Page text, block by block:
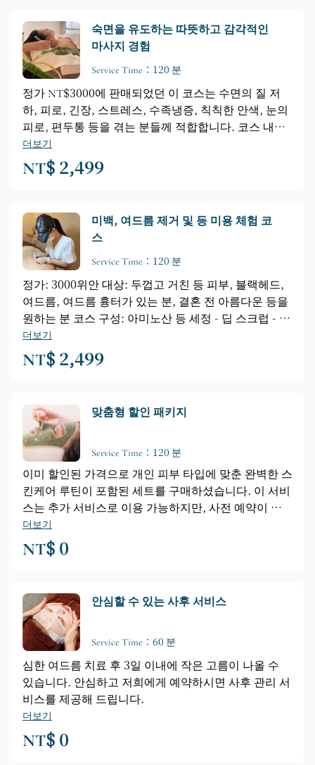
탄력 있게 가꿔줍니다). 첫 방문 고객에게는 특별 추가
서비스를 제공합니다. 사전 예약 필수입니다. 추가 서
비스를 원하시면 "추가 서비스"를 선택하세요.
숙면을 유도하는 따뜻하고 감각적인
마사지 경험
Service Time：120 분
정가 NT$3000에 판매되었던 이 코스는 수면의 질 저
하, 피로, 긴장, 스트레스, 수족냉증, 칙칙한 안색, 눈의
피로, 편두통 등을 겪는 분들께 적합합니다. 코스 내용:
피부 관리와 스트레스 해소를 결합한 최고급 코스입니
다. 어깨와 목부터 얼굴과 머리까지, 온열 기기를 이용
한 심부 지압 마사지, 허브 에센셜 오일을 사용한 심신
피부 산소 공급을 촉진합니다. (심한 여드름이나 알레
르기성 피부에는 적합하지 않습니다.)
더보기
NT$ 2,499
미백, 여드름 제거 및 등 미용 체험 코
스
Service Time：120 분
정가: 3000위안 대상: 두껍고 거친 등 피부, 블랙헤드,
여드름, 여드름 흉터가 있는 분, 결혼 전 아름다운 등을
원하는 분 코스 구성: 아미노산 등 세정 - 딥 스크럽 - 블
랙헤드 및 여드름 관리 - 녹조류 미백 등 마스크 - 에센
셜 오일 마사지
더보기
NT$ 2,499
맞춤형 할인 패키지
Service Time：120 분
이미 할인된 가격으로 개인 피부 타입에 맞춘 완벽한 스
킨케어 루틴이 포함된 세트를 구매하셨습니다. 이 서비
스는 추가 서비스로 이용 가능하지만, 사전 예약이 필
요합니다. 추가하시려면 "추가 서비스"를 선택해 주세
요.
더보기
NT$ 0
안심할 수 있는 사후 서비스
Service Time：60 분
심한 여드름 치료 후 3일 이내에 작은 고름이 나올 수
있습니다. 안심하고 저희에게 예약하시면 사후 관리 서
비스를 제공해 드립니다.
더보기
NT$ 0